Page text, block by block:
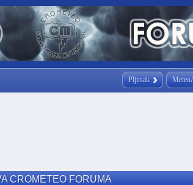
Pljusak
CROMETEO FORUMA